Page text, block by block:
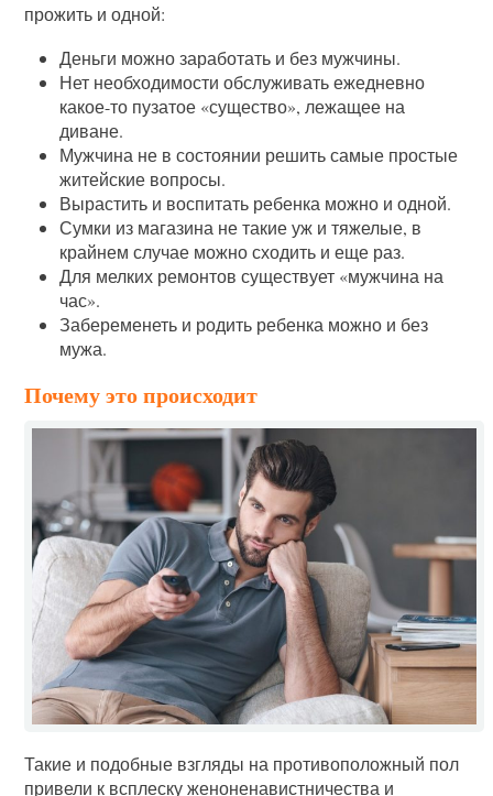
прожить и одной:
Деньги можно заработать и без мужчины.
Нет необходимости обслуживать ежедневно
какое-то пузатое «существо», лежащее на
диване.
Мужчина не в состоянии решить самые простые
житейские вопросы.
Вырастить и воспитать ребенка можно и одной.
Сумки из магазина не такие уж и тяжелые, в
крайнем случае можно сходить и еще раз.
Для мелких ремонтов существует «мужчина на
час».
Забеременеть и родить ребенка можно и без
мужа.
Почему это происходит
Такие и подобные взгляды на противоположный пол
привели к всплеску женоненавистничества и